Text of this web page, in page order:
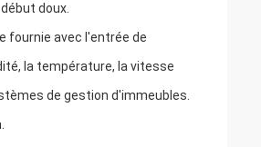
doux.
fournie avec l'entrée de
la température, la vitesse
de gestion d'immeubles.